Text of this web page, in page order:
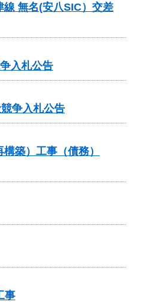
無名(安八SIC）交差
入札公告
争入札公告
築）工事（債務）
事